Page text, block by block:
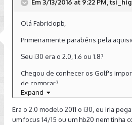
Em 3/13/2016 at 9:22 PM,
Olá Fabriciopb,
Primeiramente parabéns pela
Seu i30 era o 2.0, 1.6 ou 1.8?
Chegou de conhecer os Golf's
de comprar?
Eu acho uma besteira da VW não ter
enfim bom saber que você esta
Expand
Era o 2.0 modelo 2011 o i30, eu iria
um focus 14/15 ou um hb20 nem tinha